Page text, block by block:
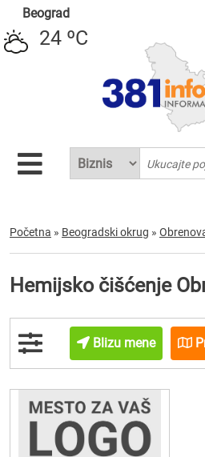
Beograd
24 ºC
Početna » Beogradski okrug »
Hemijsko čišćenje
Blizu mene